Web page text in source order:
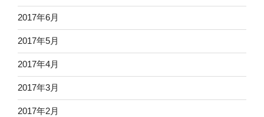
2017年6月
2017年5月
2017年4月
2017年3月
2017年2月